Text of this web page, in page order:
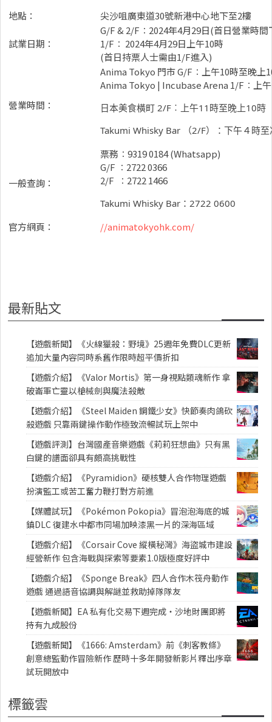
地點： 尖沙咀廣東道30號新港中心地下至2樓
試業日期：
G/F & 2/F︰2024年4月29日(首日營業時間
1/F︰ 2024年4月29日上午10時
(首日持票人士需由1/F進入)
營業時間：
Anima Tokyo 門市 G/F︰上午10時至晚上
Anima Tokyo | Incubase Arena 1/F︰上
日本美食橫町 2/F︰上午11時至晚上10時
Takumi Whisky Bar （2/F）：下午４時
一般查詢：
票務︰9319 0184 (Whatsapp)
G/F ︰2722 0366
2/F ︰2722 1466
Takumi Whisky Bar：2722 0600
官方網頁： //animatokyohk.com/
最新貼文
【遊戲新聞】《火線獵殺：野境》25週年免費DLC更新
追加大量內容同時系舊作限時超平價折扣
【遊戲介紹】《Valor Mortis》第一身視點類魂新作 拿
破崙軍亡靈以槍械劍與魔法殺敵
【遊戲介紹】《Steel Maiden 鋼鐵少女》快節奏肉鴿砍
殺遊戲 只靠兩鍵操作動作極致流暢試玩上架中
【遊戲評測】台灣國產音樂遊戲《莉莉狂想曲》只有黑
白鍵的譜面卻具有頗高挑戰性
【遊戲介紹】《Pyramidion》硬核雙人合作物理遊戲
扮演監工或苦工奮力鞭打對方前進
【媒體試玩】《Pokémon Pokopia》冒泡泡海底的城
鎮DLC 復建水中都市同場加映漆黑一片的深海區域
【遊戲介紹】《Corsair Cove 縱橫秘灣》海盜城市建設
經營新作 包含海戰與探索等要素1.0版極度好評中
【遊戲介紹】《Sponge Break》四人合作木筏舟動作
遊戲 通過語音協調與解謎並救助掉隊隊友
【遊戲新聞】EA 私有化交易下週完成・沙地財團即將
持有九成股份
【遊戲新聞】《1666: Amsterdam》前《刺客教條》
創意總監動作冒險新作 歷時十多年開發新影片釋出序章
試玩開放中
標籤雲